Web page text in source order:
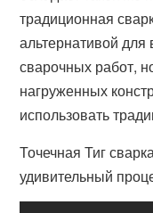
традиционная
альтернативой
сварочных работ,
нагруженных
использовать
Точечная Тиг
удивительный